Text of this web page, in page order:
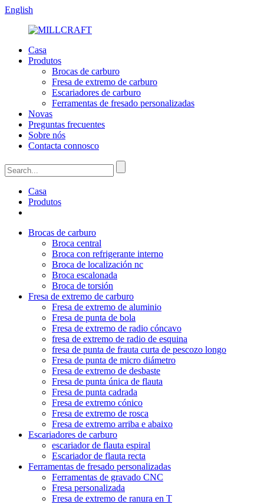
English
Casa
Produtos
Brocas de carburo
Fresa de extremo de carburo
Escariadores de carburo
Ferramentas de fresado personalizadas
Novas
Preguntas frecuentes
Sobre nós
Contacta connosco
Casa
Produtos
Brocas de carburo
Broca central
Broca con refrigerante interno
Broca de localización nc
Broca escalonada
Broca de torsión
Fresa de extremo de carburo
Fresa de extremo de aluminio
Fresa de punta de bola
Fresa de extremo de radio cóncavo
fresa de extremo de radio de esquina
fresa de punta de frauta curta de pescozo longo
Fresa de punta de micro diámetro
Fresa de extremo de desbaste
Fresa de punta única de flauta
Fresa de punta cadrada
Fresa de extremo cónico
Fresa de extremo de rosca
Fresa de extremo arriba e abaixo
Escariadores de carburo
escariador de flauta espiral
Escariador de flauta recta
Ferramentas de fresado personalizadas
Ferramentas de gravado CNC
Fresa personalizada
Fresa de extremo de ranura en T